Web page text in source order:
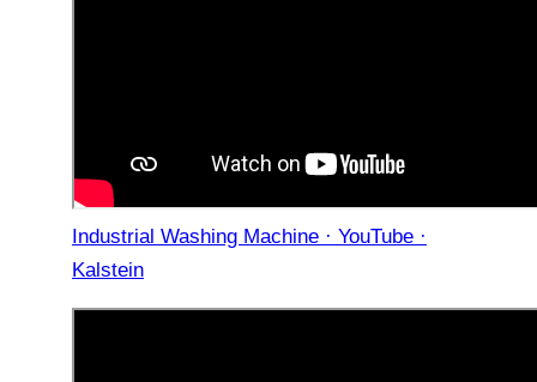
Industrial Washing Machine · YouTube ·
Kalstein